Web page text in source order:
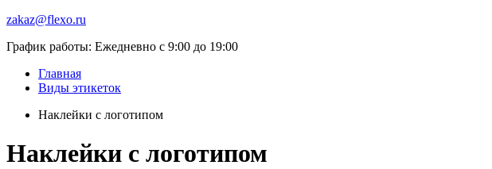
zakaz@flexo.ru
График работы: Ежедневно с 9:00 до 19:00
Главная
Виды этикеток
Наклейки с логотипом
Наклейки с логотипом